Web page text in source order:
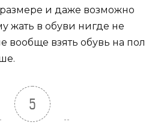
и даже возможно
жать в обуви нигде не
вообще взять обувь на пол
5